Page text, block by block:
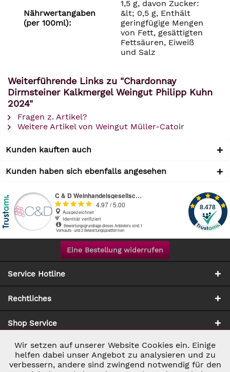
Nährwertangaben
(per 100ml):
1,5 g, davon Zucker:
&lt; 0,5 g, Enthält
geringfügige Mengen
von Fett, gesättigten
Fettsäuren, Eiweiß
und Salz
Weiterführende Links zu "Chardonnay
Dirmsteiner Kalkmergel Weingut Philipp Kuhn
2024"
Fragen z. Artikel?
Weitere Artikel von Weingut Müller-Catoir
Kunden kauften auch
Kunden haben sich ebenfalls angesehen
Eine Bestellung widerrufen
Service Hotline
Rechtliches
Shop Service
Zahlung & Versand
Notwendig Aktiv
Wir setzen auf unserer Website Cookies ein. Einige
helfen dabei unser Angebot zu analysieren und zu
verbessern, andere sind zwingend notwendig für den